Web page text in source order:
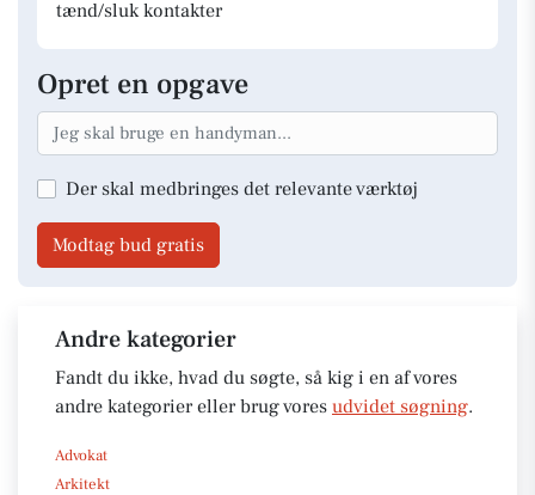
tænd/sluk kontakter
Opret en opgave
Der skal medbringes det relevante værktøj
Modtag bud gratis
Andre kategorier
Fandt du ikke, hvad du søgte, så kig i en af vores
andre kategorier eller brug vores udvidet søgning.
Advokat
Arkitekt